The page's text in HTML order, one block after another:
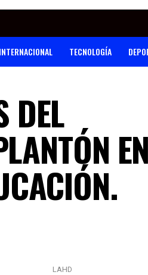
INTERNACIONAL TECNOLOGÍA
DEL
EN
LAHD